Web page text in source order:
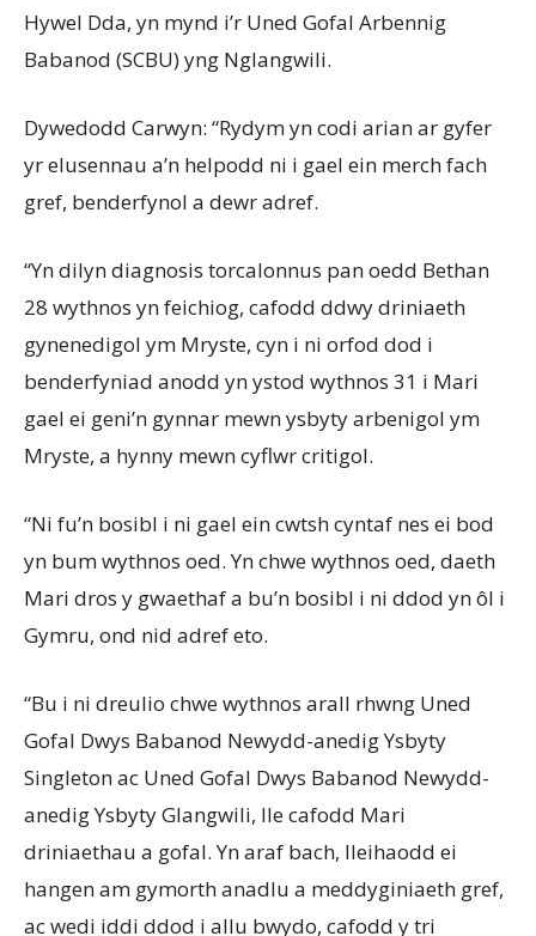
Hywel Dda, yn mynd i’r Uned Gofal Arbennig
Babanod (SCBU) yng Nglangwili.
Dywedodd Carwyn: “Rydym yn codi arian ar gyfer
yr elusennau a’n helpodd ni i gael ein merch fach
gref, benderfynol a dewr adref.
“Yn dilyn diagnosis torcalonnus pan oedd Bethan
28 wythnos yn feichiog, cafodd ddwy driniaeth
gynenedigol ym Mryste, cyn i ni orfod dod i
benderfyniad anodd yn ystod wythnos 31 i Mari
gael ei geni’n gynnar mewn ysbyty arbenigol ym
Mryste, a hynny mewn cyflwr critigol.
“Ni fu’n bosibl i ni gael ein cwtsh cyntaf nes ei bod
yn bum wythnos oed. Yn chwe wythnos oed, daeth
Mari dros y gwaethaf a bu’n bosibl i ni ddod yn ôl i
Gymru, ond nid adref eto.
“Bu i ni dreulio chwe wythnos arall rhwng Uned
Gofal Dwys Babanod Newydd-anedig Ysbyty
Singleton ac Uned Gofal Dwys Babanod Newydd-
anedig Ysbyty Glangwili, lle cafodd Mari
driniaethau a gofal. Yn araf bach, lleihaodd ei
hangen am gymorth anadlu a meddyginiaeth gref,
ac wedi iddi ddod i allu bwydo, cafodd y tri